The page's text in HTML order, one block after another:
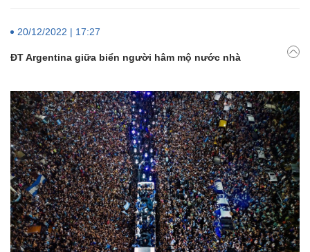
20/12/2022 | 17:27
ĐT Argentina giữa biển người hâm mộ nước nhà